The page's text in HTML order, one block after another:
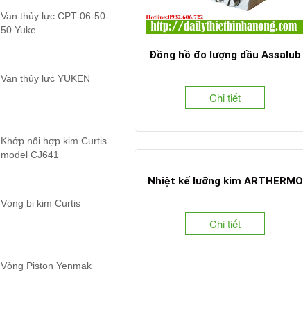
Đồng hồ đo lượng dầu Assalub
Chi tiết
Nhiệt kế lưỡng kim ARTHERMO
Chi tiết
Van thủy lực CPT-06-50-
50 Yuke
Van thủy lực YUKEN
Khớp nối hợp kim Curtis
model CJ641
Vòng bi kim Curtis
Vòng Piston Yenmak